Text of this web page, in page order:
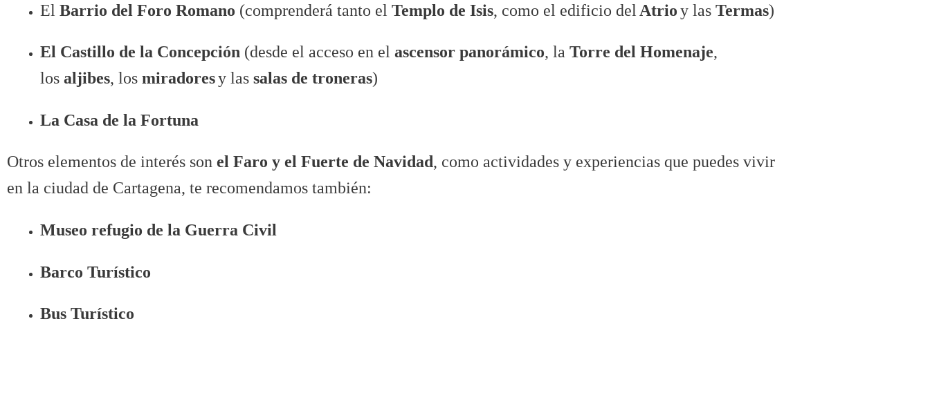
El Barrio del Foro Romano (comprenderá tanto el Templo de Isis, como el edificio del Atrioy las Termas)
El Castillo de la Concepción (desde el acceso en el ascensor panorámico, la Torre del Homenaje,
los aljibes, los miradoresy las salas de troneras)
La Casa de la Fortuna
Otros elementos de interés son el Faro y el Fuerte de Navidad, como actividades y experiencias que puedes vivir
en la ciudad de Cartagena, te recomendamos también:
Museo refugio de la Guerra Civil
Barco Turístico
Bus Turístico